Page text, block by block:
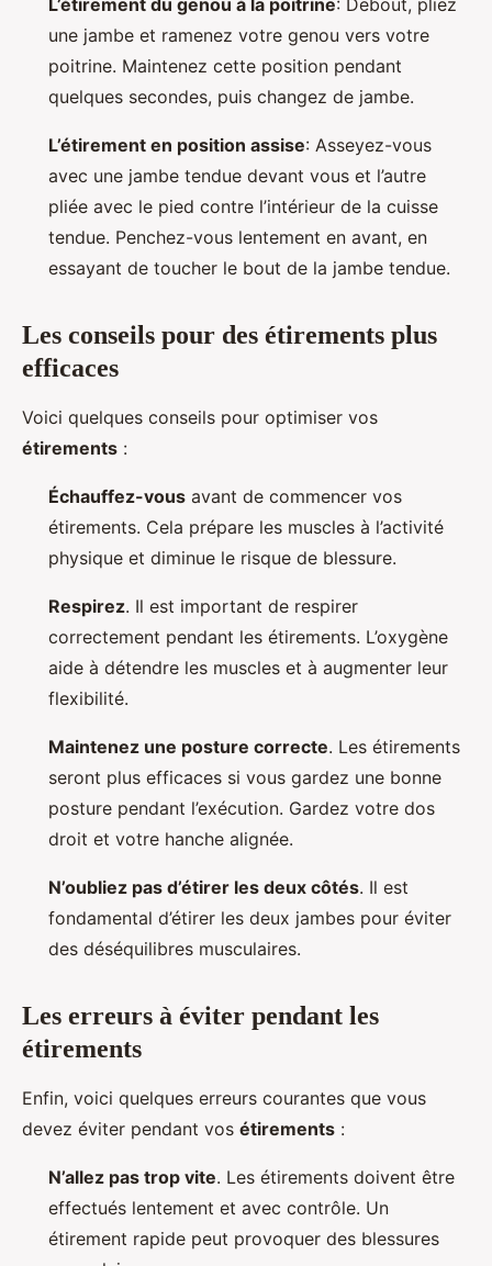
une jambe et ramenez votre genou vers votre
poitrine. Maintenez cette position pendant
quelques secondes, puis changez de jambe.
L’étirement en position assise: Asseyez-vous
avec une jambe tendue devant vous et l’autre
pliée avec le pied contre l’intérieur de la cuisse
tendue. Penchez-vous lentement en avant, en
essayant de toucher le bout de la jambe tendue.
Les conseils pour des étirements plus
efficaces
Voici quelques conseils pour optimiser vos
étirements :
Échauffez-vous avant de commencer vos
étirements. Cela prépare les muscles à l’activité
physique et diminue le risque de blessure.
Respirez. Il est important de respirer
correctement pendant les étirements. L’oxygène
aide à détendre les muscles et à augmenter leur
flexibilité.
Maintenez une posture correcte. Les étirements
seront plus efficaces si vous gardez une bonne
posture pendant l’exécution. Gardez votre dos
droit et votre hanche alignée.
N’oubliez pas d’étirer les deux côtés. Il est
fondamental d’étirer les deux jambes pour éviter
des déséquilibres musculaires.
Les erreurs à éviter pendant les
étirements
Enfin, voici quelques erreurs courantes que vous
devez éviter pendant vos étirements :
N’allez pas trop vite. Les étirements doivent être
effectués lentement et avec contrôle. Un
étirement rapide peut provoquer des blessures